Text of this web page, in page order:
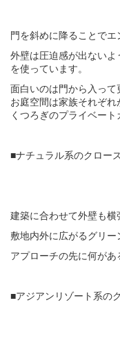
門を斜めに降ることでエ
外壁は圧迫感が出ないよ
を使っています。
面白いのは門から入って
お庭空間は家族それぞ
くつろぎのプライベート
■ナチュラル系のクロー
建築に合わせて外壁も横
敷地内外に広がるグリー
アプローチの先に何があ
■アジアンリゾート系の